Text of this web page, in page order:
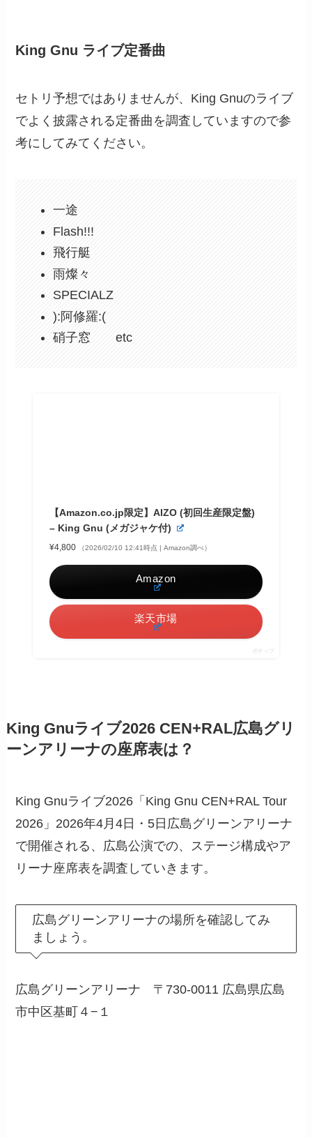
King Gnu ライブ定番曲
セトリ予想ではありませんが、King Gnuのライブ
でよく披露される定番曲を調査していますので参
考にしてみてください。
一途
Flash!!!
飛行艇
雨燦々
SPECIALZ
):阿修羅:(
硝子窓 etc
【Amazon.co.jp限定】AIZO (初回生産限定盤)
– King Gnu (メガジャケ付)
¥4,800 （2026/02/10 12:41時点 | Amazon調べ）
Amazon
楽天市場
ポチップ
King Gnuライブ2026 CEN+RAL広島グリ
ーンアリーナの座席表は？
King Gnuライブ2026「King Gnu CEN+RAL Tour
2026」2026年4月4日・5日広島グリーンアリーナ
で開催される、広島公演での、ステージ構成やア
リーナ座席表を調査していきます。
広島グリーンアリーナの場所を確認してみ
ましょう。
広島グリーンアリーナ 〒730-0011 広島県広島
市中区基町４−１